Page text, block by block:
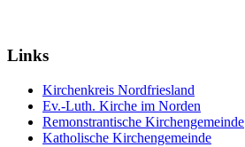
Links
Kirchenkreis Nordfriesland
Ev.-Luth. Kirche im Norden
Remonstrantische Kirchengemeinde
Katholische Kirchengemeinde